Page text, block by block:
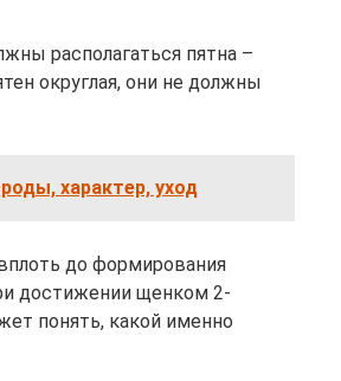
располагаться пятна –
округлая, они не должны
характер, уход
до формирования
достижении щенком 2-
понять, какой именно